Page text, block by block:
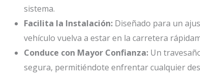
sistema.
Facilita la Instalación:Diseñado para un
vehículo vuelva a estar en la carretera
Conduce con Mayor Confianza:Un
segura, permitiéndote enfrentar cualquier